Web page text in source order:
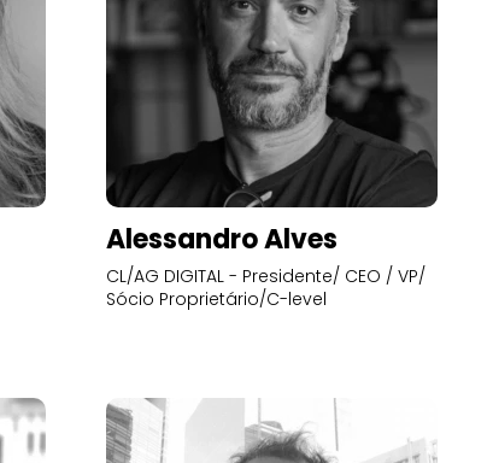
Alessandro Alves
CL/AG DIGITAL - Presidente/ CEO / VP/
Sócio Proprietário/C-level